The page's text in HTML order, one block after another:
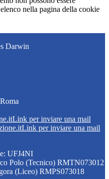
nella pagina della cookie
Darwin
Link per inviare una mail
Link per inviare una mail
UFJ4NI
Polo (Tecnico) RMTN073012
(Liceo) RMPS073018